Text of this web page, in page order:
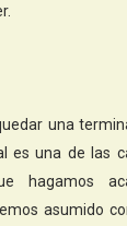
una
es una de las
hagamos
asumido